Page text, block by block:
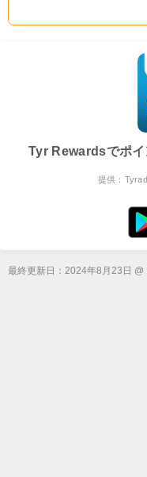
Tyr Rewardsでポイ
提供：
最終更新日： 2024年8月23日 @